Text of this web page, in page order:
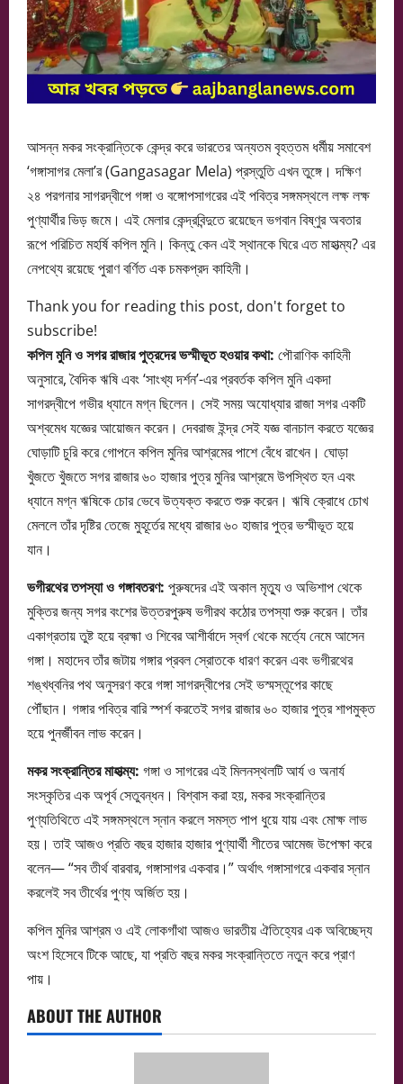
আসন্ন মকর সংক্রান্তিকে কেন্দ্র করে ভারতের অন্যতম বৃহত্তম ধর্মীয় সমাবেশ
‘গঙ্গাসাগর মেলা’র (Gangasagar Mela) প্রস্তুতি এখন তুঙ্গে। দক্ষিণ
২৪ পরগনার সাগরদ্বীপে গঙ্গা ও বঙ্গোপসাগরের এই পবিত্র সঙ্গমস্থলে লক্ষ লক্ষ
পুণ্যার্থীর ভিড় জমে। এই মেলার কেন্দ্রবিন্দুতে রয়েছেন ভগবান বিষ্ণুর অবতার
রূপে পরিচিত মহর্ষি কপিল মুনি। কিন্তু কেন এই স্থানকে ঘিরে এত মাহাত্ম্য? এর
নেপথ্যে রয়েছে পুরাণ বর্ণিত এক চমকপ্রদ কাহিনী।
Thank you for reading this post, don't forget to
subscribe!
কপিল মুনি ও সগর রাজার পুত্রদের ভস্মীভূত হওয়ার কথা: পৌরাণিক কাহিনী
অনুসারে, বৈদিক ঋষি এবং ‘সাংখ্য দর্শন’-এর প্রবর্তক কপিল মুনি একদা
সাগরদ্বীপে গভীর ধ্যানে মগ্ন ছিলেন। সেই সময় অযোধ্যার রাজা সগর একটি
অশ্বমেধ যজ্ঞের আয়োজন করেন। দেবরাজ ইন্দ্র সেই যজ্ঞ বানচাল করতে যজ্ঞের
ঘোড়াটি চুরি করে গোপনে কপিল মুনির আশ্রমের পাশে বেঁধে রাখেন। ঘোড়া
খুঁজতে খুঁজতে সগর রাজার ৬০ হাজার পুত্র মুনির আশ্রমে উপস্থিত হন এবং
ধ্যানে মগ্ন ঋষিকে চোর ভেবে উত্যক্ত করতে শুরু করেন। ঋষি ক্রোধে চোখ
মেললে তাঁর দৃষ্টির তেজে মুহূর্তের মধ্যে রাজার ৬০ হাজার পুত্র ভস্মীভূত হয়ে
যান।
ভগীরথের তপস্যা ও গঙ্গাবতরণ: পুরুষদের এই অকাল মৃত্যু ও অভিশাপ থেকে
মুক্তির জন্য সগর বংশের উত্তরপুরুষ ভগীরথ কঠোর তপস্যা শুরু করেন। তাঁর
একাগ্রতায় তুষ্ট হয়ে ব্রহ্মা ও শিবের আশীর্বাদে স্বর্গ থেকে মর্ত্যে নেমে আসেন
গঙ্গা। মহাদেব তাঁর জটায় গঙ্গার প্রবল স্রোতকে ধারণ করেন এবং ভগীরথের
শঙ্খধ্বনির পথ অনুসরণ করে গঙ্গা সাগরদ্বীপের সেই ভস্মস্তূপের কাছে
পৌঁছান। গঙ্গার পবিত্র বারি স্পর্শ করতেই সগর রাজার ৬০ হাজার পুত্র শাপমুক্ত
হয়ে পুনর্জীবন লাভ করেন।
মকর সংক্রান্তির মাহাত্ম্য: গঙ্গা ও সাগরের এই মিলনস্থলটি আর্য ও অনার্য
সংস্কৃতির এক অপূর্ব সেতুবন্ধন। বিশ্বাস করা হয়, মকর সংক্রান্তির
পুণ্যতিথিতে এই সঙ্গমস্থলে স্নান করলে সমস্ত পাপ ধুয়ে যায় এবং মোক্ষ লাভ
হয়। তাই আজও প্রতি বছর হাজার হাজার পুণ্যার্থী শীতের আমেজ উপেক্ষা করে
বলেন— “সব তীর্থ বারবার, গঙ্গাসাগর একবার।” অর্থাৎ গঙ্গাসাগরে একবার স্নান
করলেই সব তীর্থের পুণ্য অর্জিত হয়।
কপিল মুনির আশ্রম ও এই লোকগাঁথা আজও ভারতীয় ঐতিহ্যের এক অবিচ্ছেদ্য
অংশ হিসেবে টিকে আছে, যা প্রতি বছর মকর সংক্রান্তিতে নতুন করে প্রাণ
পায়।
ABOUT THE AUTHOR